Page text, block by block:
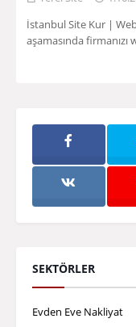
İstanbul Site Kur |
aşamasında firmanızı
SEKTÖRLER
Evden Eve Nakliyat